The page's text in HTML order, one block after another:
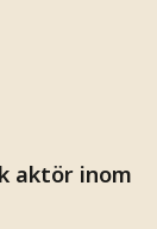
aktör inom